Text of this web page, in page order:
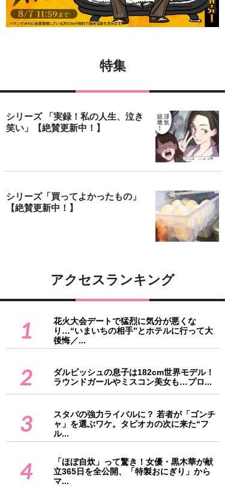
特集
シリーズ 「実録！私の人生、泣き
笑い」【絶賛更新中！】
シリーズ「買ってよかったもの」
【絶賛更新中！】
アクセスランキング
1
花火大会デートで猛烈に気分が悪くな
り…“いまいちの相手”とホテルに行って大
後悔／...
2
ダルビッシュの息子は182cm世界モデル！
ラウンドガールやミスコン美女も…プロ...
3
スタバの強力ライバルに？ 若者が「ゴンチ
ャ」を選ぶワケ。タピオカの次に来た“フ
ル...
4
「ほぼ自炊」って驚き！女優・黒木華が献
立365日を全公開、「特製おにぎり」から
マ...